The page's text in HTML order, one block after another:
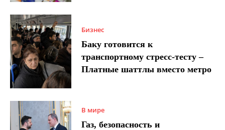
Бизнес
Баку готовится к
транспортному стресс-тесту –
Платные шаттлы вместо метро
В мире
Газ, безопасность и